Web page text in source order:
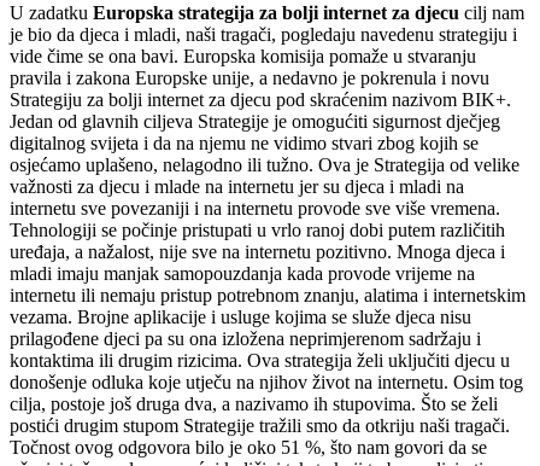
U zadatku Europska strategija za bolji internet za djecu cilj nam
je bio da djeca i mladi, naši tragači, pogledaju navedenu strategiju i
vide čime se ona bavi. Europska komisija pomaže u stvaranju
pravila i zakona Europske unije, a nedavno je pokrenula i novu
Strategiju za bolji internet za djecu pod skraćenim nazivom BIK+.
Jedan od glavnih ciljeva Strategije je omogućiti sigurnost dječjeg
digitalnog svijeta i da na njemu ne vidimo stvari zbog kojih se
osjećamo uplašeno, nelagodno ili tužno. Ova je Strategija od velike
važnosti za djecu i mlade na internetu jer su djeca i mladi na
internetu sve povezaniji i na internetu provode sve više vremena.
Tehnologiji se počinje pristupati u vrlo ranoj dobi putem različitih
uređaja, a nažalost, nije sve na internetu pozitivno. Mnoga djeca i
mladi imaju manjak samopouzdanja kada provode vrijeme na
internetu ili nemaju pristup potrebnom znanju, alatima i internetskim
vezama. Brojne aplikacije i usluge kojima se služe djeca nisu
prilagođene djeci pa su ona izložena neprimjerenom sadržaju i
kontaktima ili drugim rizicima. Ova strategija želi uključiti djecu u
donošenje odluka koje utječu na njihov život na internetu. Osim tog
cilja, postoje još druga dva, a nazivamo ih stupovima. Što se želi
postići drugim stupom Strategije tražili smo da otkriju naši tragači.
Točnost ovog odgovora bilo je oko 51 %, što nam govori da se